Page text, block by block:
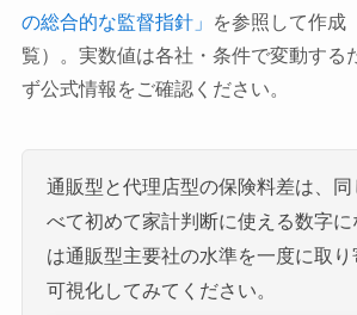
の総合的な監督指針」
を参照して作成
覧）。実数値は各社・条件で変動する
ず公式情報をご確認ください。
通販型と代理店型の保険料差は、
べて初めて家計判断に使える数字
は通販型主要社の水準を一度に取
可視化してみてください。